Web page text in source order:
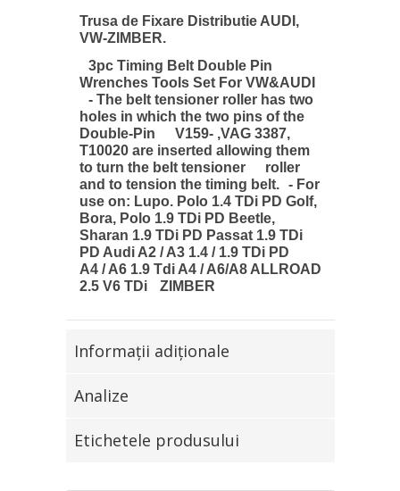
Trusa de Fixare Distributie AUDI,
VW-ZIMBER.
3pc Timing Belt Double Pin
Wrenches Tools Set For VW&AUDI
- The belt tensioner roller has two
holes in which the two pins of the
Double-Pin V159- ,VAG 3387,
T10020 are inserted allowing them
to turn the belt tensioner roller
and to tension the timing belt. - For
use on: Lupo. Polo 1.4 TDi PD Golf,
Bora, Polo 1.9 TDi PD Beetle,
Sharan 1.9 TDi PD Passat 1.9 TDi
PD Audi A2 / A3 1.4 / 1.9 TDi PD
A4 / A6 1.9 Tdi A4 / A6/A8 ALLROAD
2.5 V6 TDi ZIMBER
Informaţii adiţionale
Analize
Etichetele produsului